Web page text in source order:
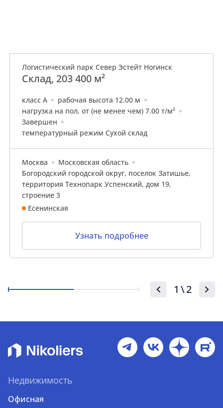
Логистический парк Север Эстейт Ногинск
Склад, 203 400 м²
класс A
рабочая высота 12.00 м
нагрузка на пол, от (не менее чем) 7.00 т/м²
Завершен
температурный режим Сухой склад
Москва
Московская область
Богородский городской округ, поселок Затишье,
территория Технопарк Успенский, дом 19,
строение 3
Есенинская
Узнать подробнее
1 \2
Недвижимость
Офисная